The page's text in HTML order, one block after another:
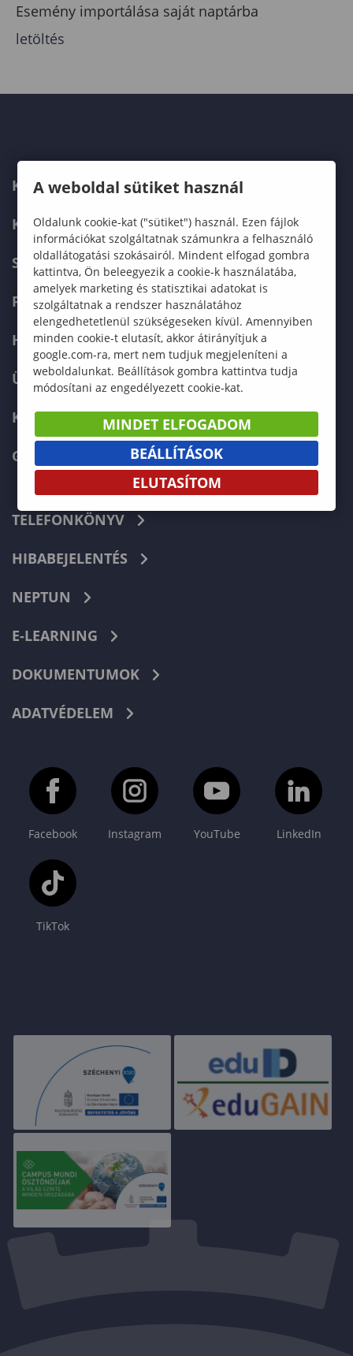
Esemény importálása saját naptárba
letöltés
KAPCSOLAT
KÉPZÉSKERESŐ
SZERVEZETI FELÉPÍTÉS
FELVÉTELIZŐKNEK
HALLGATÓKNAK
ÜZLETI PARTNEREKNEK
KARRIER
GREEN UNIVERSITY
TELEFONKÖNYV
HIBABEJELENTÉS
NEPTUN
E-LEARNING
DOKUMENTUMOK
ADATVÉDELEM
Facebook Instagram YouTube LinkedIn
TikTok
A weboldal sütiket használ
Oldalunk cookie-kat ("sütiket") használ. Ezen fájlok
információkat szolgáltatnak számunkra a felhasználó
oldallátogatási szokásairól. Mindent elfogad gombra
kattintva, Ön beleegyezik a cookie-k használatába,
amelyek marketing és statisztikai adatokat is
szolgáltatnak a rendszer használatához
elengedhetetlenül szükségeseken kívül. Amennyiben
minden cookie-t elutasít, akkor átirányítjuk a
google.com-ra, mert nem tudjuk megjeleníteni a
weboldalunkat. Beállítások gombra kattintva tudja
módosítani az engedélyezett cookie-kat.
MINDET ELFOGADOM
BEÁLLÍTÁSOK
ELUTASÍTOM